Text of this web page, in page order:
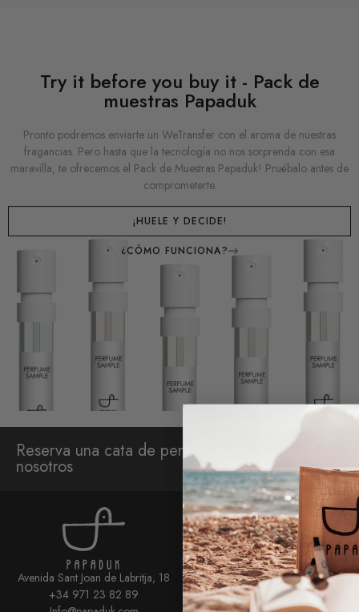
Try it before you buy it - Pack de
muestras Papaduk
Pronto podremos enviarte un WeTransfer con el aroma de nuestras
fragancias. Pero hasta que la tecnología no nos sorprenda con esa
maravilla, te ofrecemos el Pack de Muestras Papaduk! Pruébalo antes de
comprometerte.
¡HUELE Y DECIDE!
¿CÓMO FUNCIONA?
Reserva una cata de perfumes con
nosotros
Sniffaris
Avenida Sant Joan de Labritja, 18
+34 971 23 82 89
PAPADUK
¿Quién somos?
Sniffaris
Blog